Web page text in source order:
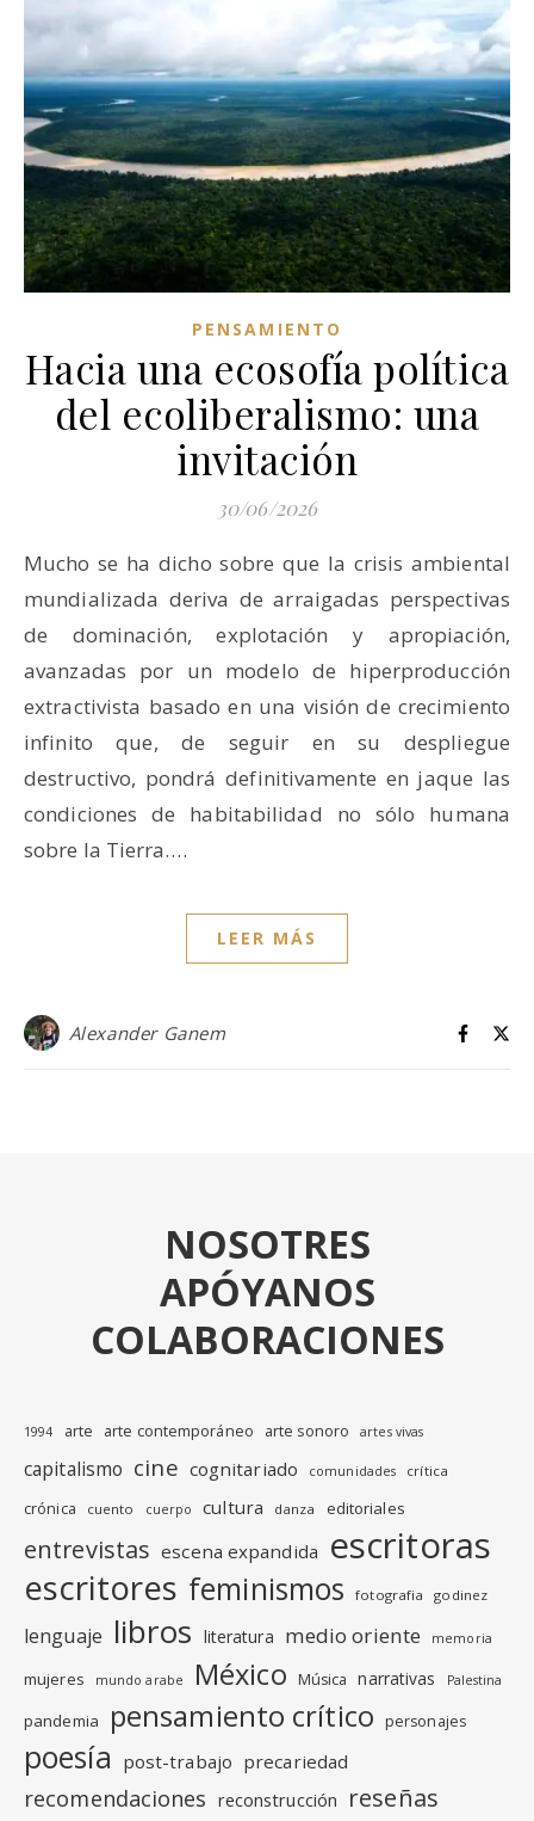
PENSAMIENTO
Hacia una ecosofía política
del ecoliberalismo: una
invitación
30/06/2026
Mucho se ha dicho sobre que la crisis ambiental
mundializada deriva de arraigadas perspectivas
de dominación, explotación y apropiación,
avanzadas por un modelo de hiperproducción
extractivista basado en una visión de crecimiento
infinito que, de seguir en su despliegue
destructivo, pondrá definitivamente en jaque las
condiciones de habitabilidad no sólo humana
sobre la Tierra.…
LEER MÁS
Alexander Ganem
NOSOTRES
APÓYANOS
COLABORACIONES
1994 arte arte contemporáneo arte sonoro artes vivas
capitalismo cine cognitariado comunidades crítica
crónica cuento cuerpo cultura danza editoriales
entrevistas escena expandida escritoras
escritores feminismos fotografia godinez
lenguaje libros literatura medio oriente memoria
mujeres mundo arabe México Música narrativas Palestina
pandemia pensamiento crítico personajes
poesía post-trabajo precariedad
recomendaciones reconstrucción reseñas